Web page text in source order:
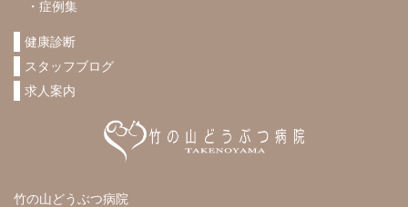
症例集
健康診断
スタッフブログ
求人案内
竹の山どうぶつ病院